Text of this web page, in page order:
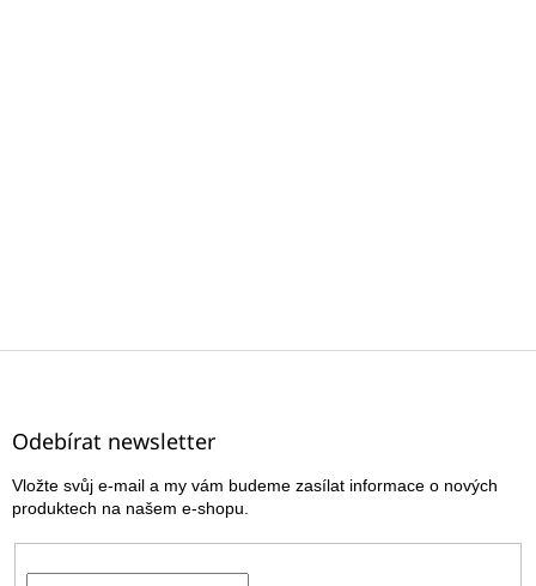
Z
Odebírat newsletter
Vložte svůj e-mail a my vám budeme zasílat informace o nových
produktech na našem e-shopu.